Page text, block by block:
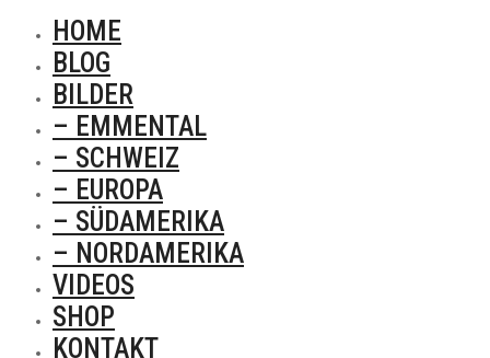
HOME
BLOG
BILDER
– EMMENTAL
– SCHWEIZ
– EUROPA
– SÜDAMERIKA
– NORDAMERIKA
VIDEOS
SHOP
KONTAKT